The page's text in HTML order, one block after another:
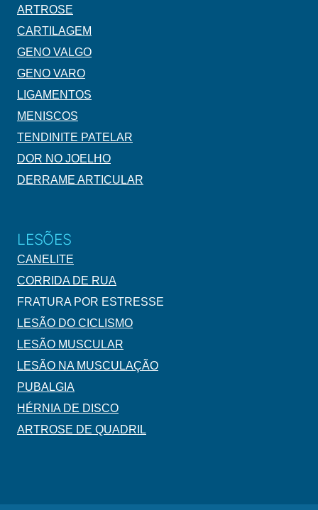
ARTROSE
CARTILAGEM
GENO VALGO
GENO VARO
LIGAMENTOS
MENISCOS
TENDINITE PATELAR
DOR NO JOELHO
DERRAME ARTICULAR
LESÕES
CANELITE
CORRIDA DE RUA
FRATURA POR ESTRESSE
LESÃO DO CICLISMO
LESÃO MUSCULAR
LESÃO NA MUSCULAÇÃO
PUBALGIA
HÉRNIA DE DISCO
ARTROSE DE QUADRIL